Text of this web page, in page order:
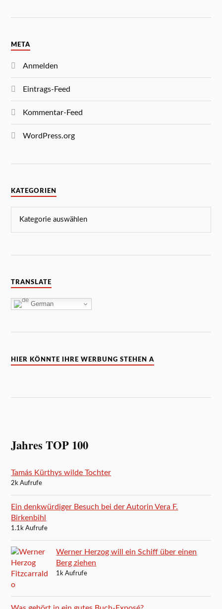
META
Anmelden
Eintrags-Feed
Kommentar-Feed
WordPress.org
KATEGORIEN
TRANSLATE
German
HIER KÖNNTE IHRE WERBUNG STEHEN A
Jahres TOP 100
Tamás Kürthys wilde Tochter
2k Aufrufe
Ein denkwürdiger Besuch bei der Autorin Vera F.
Birkenbihl
1.1k Aufrufe
Werner Herzog will ein Schiff über einen
Berg ziehen
1k Aufrufe